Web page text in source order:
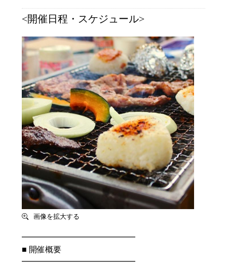
<開催日程・スケジュール>
画像を拡大する
━━━━━━━━━━━━━━
■ 開催概要
━━━━━━━━━━━━━━